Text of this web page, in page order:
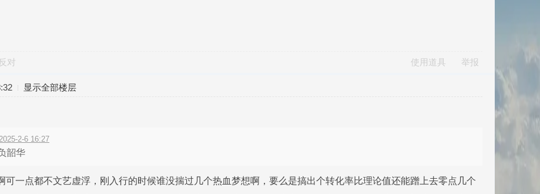
反对 使用道具 举报
显示全部楼层
2-6 16:27
韶华
可一点都不文艺虚浮，刚入行的时候谁没揣过几个热血梦想啊，要么是搞出个转化率比理论值还能蹭上去零点几个